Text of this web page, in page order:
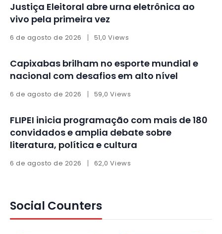
Justiça Eleitoral abre urna eletrônica ao
vivo pela primeira vez
6 de agosto de 2026 51,0 Views
Capixabas brilham no esporte mundial e
nacional com desafios em alto nível
6 de agosto de 2026 59,0 Views
FLIPEI inicia programação com mais de 180
convidados e amplia debate sobre
literatura, política e cultura
6 de agosto de 2026 62,0 Views
Social Counters